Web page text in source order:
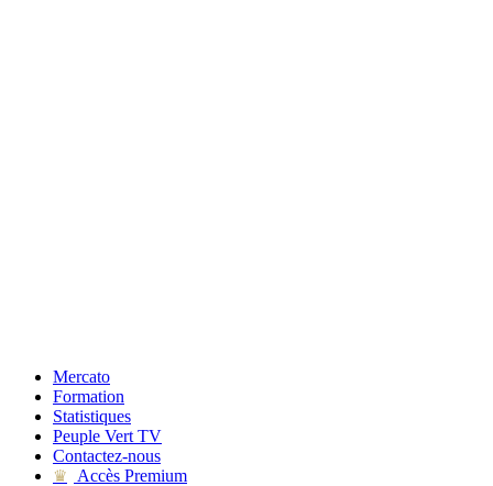
Mercato
Formation
Statistiques
Peuple Vert TV
Contactez-nous
♛
Accès Premium